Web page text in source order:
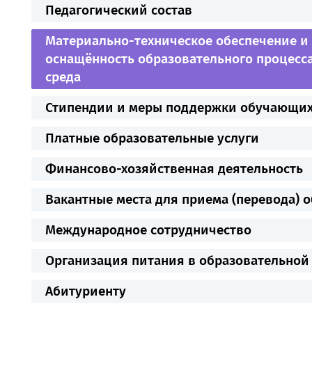
Педагогический состав
Материально-техническое обеспечение и
оснащённость образовательного
среда
Стипендии и меры поддержки
Платные образовательные услуги
Финансово-хозяйственная деятельность
Вакантные места для приема (перевода)
Международное сотрудничество
Организация питания в
Абитуриенту